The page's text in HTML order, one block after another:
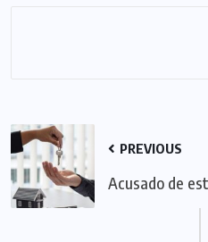
PREVIOUS
Acusado de